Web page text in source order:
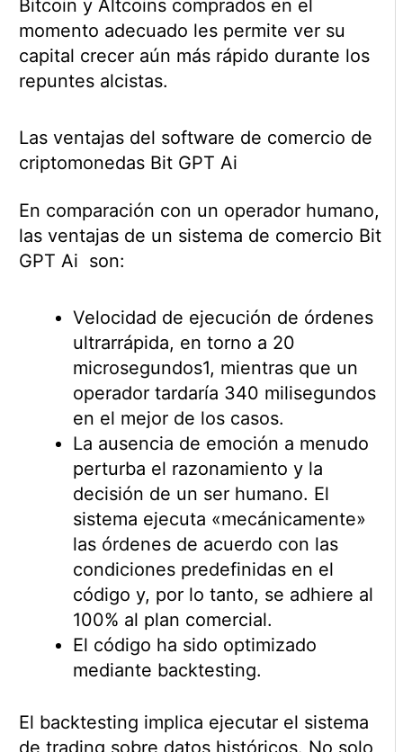
Bitcoin y Altcoins comprados en el
momento adecuado les permite ver su
capital crecer aún más rápido durante los
repuntes alcistas.
Las ventajas del software de comercio de
criptomonedas Bit GPT Ai
En comparación con un operador humano,
las ventajas de un sistema de comercio Bit
GPT Ai son:
Velocidad de ejecución de órdenes
ultrarrápida, en torno a 20
microsegundos1, mientras que un
operador tardaría 340 milisegundos
en el mejor de los casos.
La ausencia de emoción a menudo
perturba el razonamiento y la
decisión de un ser humano. El
sistema ejecuta «mecánicamente»
las órdenes de acuerdo con las
condiciones predefinidas en el
código y, por lo tanto, se adhiere al
100% al plan comercial.
El código ha sido optimizado
mediante backtesting.
El backtesting implica ejecutar el sistema
de trading sobre datos históricos. No solo